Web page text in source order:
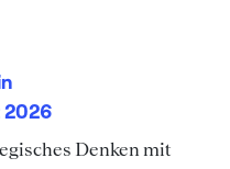
2026
Denken mit